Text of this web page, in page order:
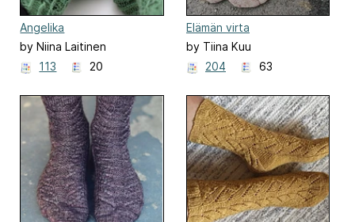
Angelika
by Niina Laitinen
113
20
Elämän virta
by Tiina Kuu
204
63